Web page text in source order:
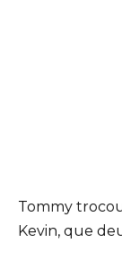
Tommy
Kevin, que